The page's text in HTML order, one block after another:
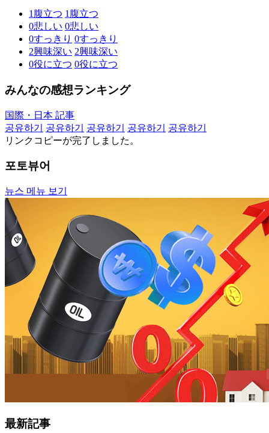
1 腹立つ 1 腹立つ
0悲しい 0悲しい
0すっきり 0すっきり
2興味深い 2興味深い
0役に立つ 0役に立つ
みんなの感想ランキング
国際・日本 記事
공유하기
공유하기 공유하기 공유하기
공유하기
リンクコピーが完了しました。
포토뷰어
뉴스 메뉴 보기
最新記事